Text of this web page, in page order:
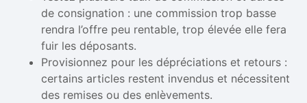
de consignation : une commission trop basse
rendra l’offre peu rentable, trop élevée elle fera
fuir les déposants.
Provisionnez pour les dépréciations et retours :
certains articles restent invendus et nécessitent
des remises ou des enlèvements.